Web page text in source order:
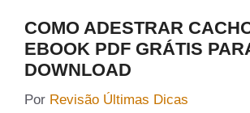
COMO ADESTRAR
EBOOK PDF GRÁTIS
DOWNLOAD
Por Revisão Últimas Dicas